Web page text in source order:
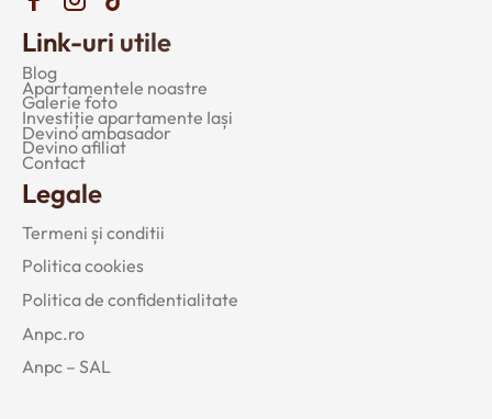
Link-uri utile
Blog
Apartamentele noastre
Galerie foto
Investiție apartamente Iași
Devino ambasador
Devino afiliat
Contact
Legale
Termeni și conditii
Politica cookies
Politica de confidentialitate
Anpc.ro
Anpc – SAL